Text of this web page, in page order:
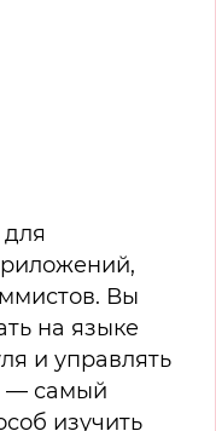
Вы
на языке
и управлять
— самый
изучить